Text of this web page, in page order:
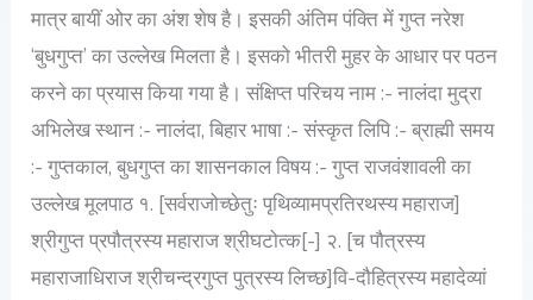
मात्र बायीं ओर का अंश शेष है। इसकी अंतिम पंक्ति में गुप्त नरेश
‘बुधगुप्त’ का उल्लेख मिलता है। इसको भीतरी मुहर के आधार पर पठन
करने का प्रयास किया गया है। संक्षिप्त परिचय नाम :- नालंदा मुद्रा
अभिलेख स्थान :- नालंदा, बिहार भाषा :- संस्कृत लिपि :- ब्राह्मी समय
:- गुप्तकाल, बुधगुप्त का शासनकाल विषय :- गुप्त राजवंशावली का
उल्लेख मूलपाठ १. [सर्वराजोच्छेतुः पृथिव्यामप्रतिरथस्य महाराज]
श्रीगुप्त प्रपौत्रस्य महाराज श्रीघटोत्क[-] २. [च पौत्रस्य
महाराजाधिराज श्रीचन्द्रगुप्त पुत्रस्य लिच्छ]वि-दौहित्रस्य महादेव्यां